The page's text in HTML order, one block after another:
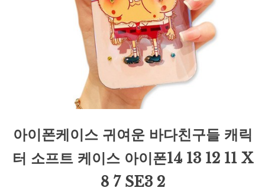
아이폰케이스 귀여운 바다친구들 캐릭
터 소프트 케이스 아이폰14 13 12 11 X
8 7 SE3 2